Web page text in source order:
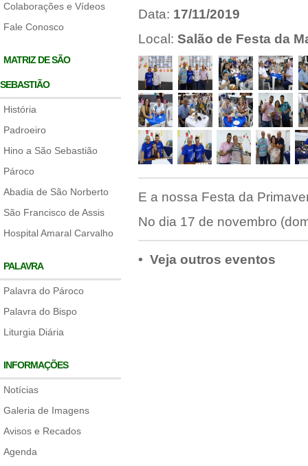
Colaborações e Vídeos
Fale Conosco
MATRIZ DE SÃO
SEBASTIÃO
História
Padroeiro
Hino a São Sebastião
Pároco
Abadia de São Norberto
São Francisco de Assis
Hospital Amaral Carvalho
PALAVRA
Palavra do Pároco
Palavra do Bispo
Liturgia Diária
INFORMAÇÕES
Notícias
Galeria de Imagens
Avisos e Recados
Agenda
Data: 17/11/2019
Local: Salão de Festa da
E a nossa Festa da
No dia 17 de novembro
• Veja outros eventos